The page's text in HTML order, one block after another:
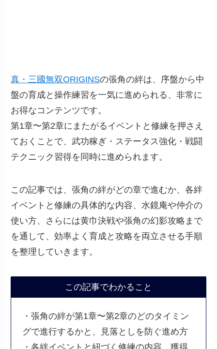
真・三國無双ORIGINSの張角の絆は、序盤から中
盤の育成と操作練習を一気に進められる、非常に
お得なコンテンツです。
第1章〜第2章にまたがるイベントと修練を押さえ
ておくことで、武功稼ぎ・ステータス強化・戦闘
テクニック習得を同時に進められます。
この記事では、張角の絆がどの章で進むか、各絆
イベントと修練の具体的な内容、水鏡庵や仲介の
使い方、さらには黄巾決戦や張角の幻影攻略まで
を通して、効率よく育成と攻略を両立させる手順
を整理していきます。
この記事でわかること
・張角の絆が第1章〜第2章のどのタイミン
グで進行するかと、見落としを防ぐ進め方
・各絆イベントと紐づく修練の内容、獲得